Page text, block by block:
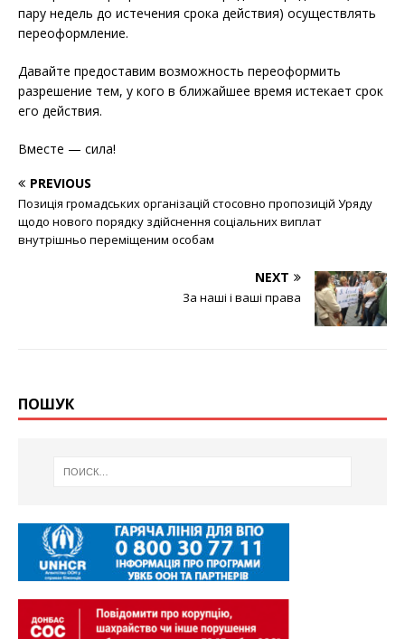
пару недель до истечения срока действия) осуществлять
переоформление.
Давайте предоставим возможность переоформить
разрешение тем, у кого в ближайшее время истекает срок
его действия.
Вместе — сила!
PREVIOUS
Позиція громадських організацій стосовно пропозицій Уряду
щодо нового порядку здійснення соціальних виплат
внутрішньо переміщеним особам
NEXT
За наші і ваші права
ПОШУК